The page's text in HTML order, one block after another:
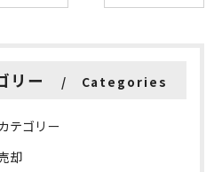
リー Categories
テゴリー
却